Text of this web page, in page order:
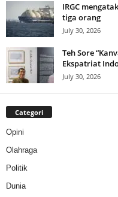
IRGC
tiga orang
July 30, 2026
Teh Sore
Ekspatriat
July 30, 2026
Categori
Opini
Olahraga
Politik
Dunia